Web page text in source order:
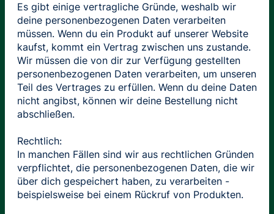
Es gibt einige vertragliche Gründe, weshalb wir
deine personenbezogenen Daten verarbeiten
müssen. Wenn du ein Produkt auf unserer Website
kaufst, kommt ein Vertrag zwischen uns zustande.
Wir müssen die von dir zur Verfügung gestellten
personenbezogenen Daten verarbeiten, um unseren
Teil des Vertrages zu erfüllen. Wenn du deine Daten
nicht angibst, können wir deine Bestellung nicht
abschließen.
Rechtlich:
In manchen Fällen sind wir aus rechtlichen Gründen
verpflichtet, die personenbezogenen Daten, die wir
über dich gespeichert haben, zu verarbeiten -
beispielsweise bei einem Rückruf von Produkten.